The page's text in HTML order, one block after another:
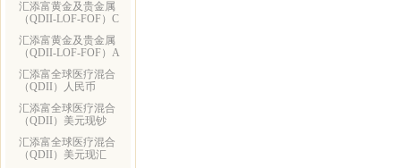
汇添富黄金及贵金属
（QDII-LOF-FOF）C
汇添富黄金及贵金属
（QDII-LOF-FOF）A
汇添富全球医疗混合
（QDII）人民币
汇添富全球医疗混合
（QDII）美元现钞
汇添富全球医疗混合
（QDII）美元现汇